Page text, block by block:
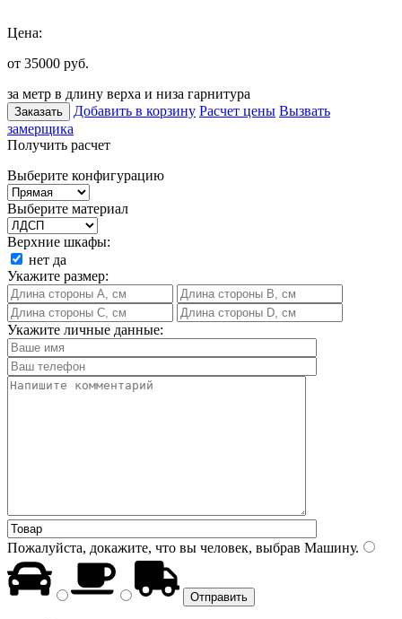
Цена:
от 35000 руб.
за метр в длину верха и низа гарнитура
Заказать Добавить в корзину Расчет цены Вызвать
замерщика
Получить расчет
Выберите конфигурацию
Выберите материал
Верхние шкафы:
нет да
Укажите размер:
Укажите личные данные:
Пожалуйста, докажите, что вы человек, выбрав Машину.